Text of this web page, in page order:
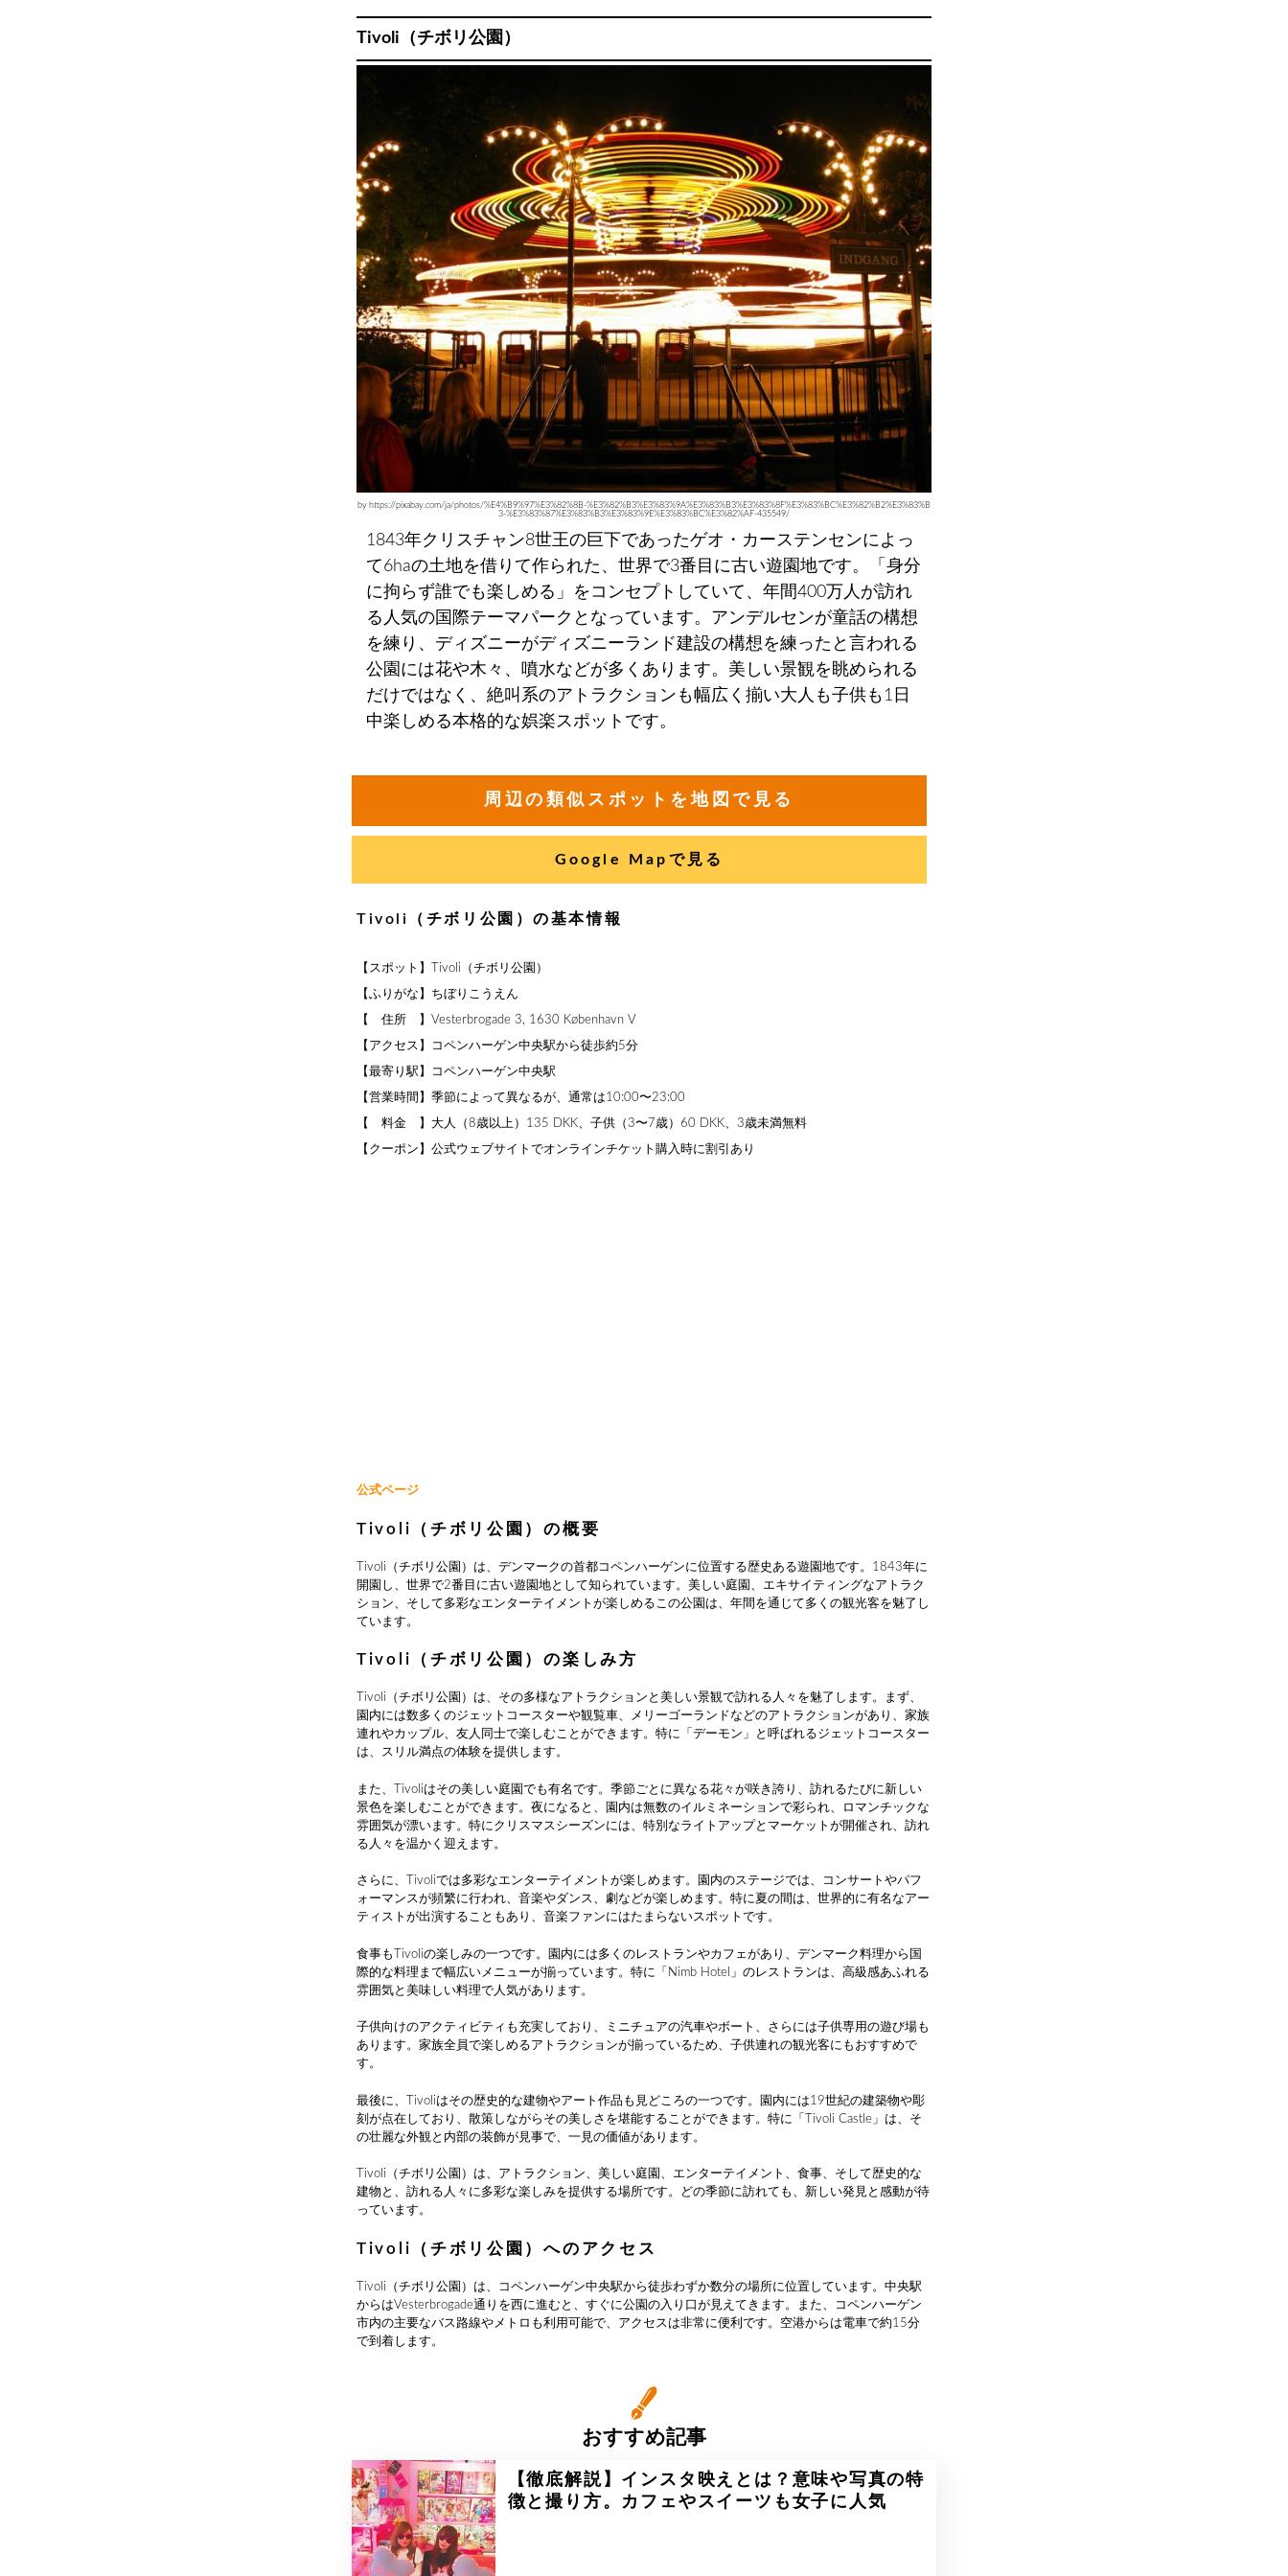
Tivoli（チボリ公園）
by https://pixabay.com/ja/photos/%E4%B9%97%E3%82%8B-%E3%82%B3%E3%83%9A%E3%83%B3%E3%83%8F%E3%83%BC%E3%82%B2%E3%83%B
3-%E3%83%87%E3%83%B3%E3%83%9E%E3%83%BC%E3%82%AF-435549/
1843年クリスチャン8世王の巨下であったゲオ・カーステンセンによっ
て6haの土地を借りて作られた、世界で3番目に古い遊園地です。「身分
に拘らず誰でも楽しめる」をコンセプトしていて、年間400万人が訪れ
る人気の国際テーマパークとなっています。アンデルセンが童話の構想
を練り、ディズニーがディズニーランド建設の構想を練ったと言われる
公園には花や木々、噴水などが多くあります。美しい景観を眺められる
だけではなく、絶叫系のアトラクションも幅広く揃い大人も子供も1日
中楽しめる本格的な娯楽スポットです。
周辺の類似スポットを地図で見る
Google Mapで見る
Tivoli（チボリ公園）の基本情報
【スポット】Tivoli（チボリ公園）
【ふりがな】ちぼりこうえん
【 住所 】Vesterbrogade 3, 1630 København V
【アクセス】コペンハーゲン中央駅から徒歩約5分
【最寄り駅】コペンハーゲン中央駅
【営業時間】季節によって異なるが、通常は10:00〜23:00
【 料金 】大人（8歳以上）135 DKK、子供（3〜7歳）60 DKK、3歳未満無料
【クーポン】公式ウェブサイトでオンラインチケット購入時に割引あり
公式ページ
Tivoli（チボリ公園）の概要
Tivoli（チボリ公園）は、デンマークの首都コペンハーゲンに位置する歴史ある遊園地です。1843年に
開園し、世界で2番目に古い遊園地として知られています。美しい庭園、エキサイティングなアトラク
ション、そして多彩なエンターテイメントが楽しめるこの公園は、年間を通じて多くの観光客を魅了し
ています。
Tivoli（チボリ公園）の楽しみ方
Tivoli（チボリ公園）は、その多様なアトラクションと美しい景観で訪れる人々を魅了します。まず、
園内には数多くのジェットコースターや観覧車、メリーゴーランドなどのアトラクションがあり、家族
連れやカップル、友人同士で楽しむことができます。特に「デーモン」と呼ばれるジェットコースター
は、スリル満点の体験を提供します。
また、Tivoliはその美しい庭園でも有名です。季節ごとに異なる花々が咲き誇り、訪れるたびに新しい
景色を楽しむことができます。夜になると、園内は無数のイルミネーションで彩られ、ロマンチックな
雰囲気が漂います。特にクリスマスシーズンには、特別なライトアップとマーケットが開催され、訪れ
る人々を温かく迎えます。
さらに、Tivoliでは多彩なエンターテイメントが楽しめます。園内のステージでは、コンサートやパフ
ォーマンスが頻繁に行われ、音楽やダンス、劇などが楽しめます。特に夏の間は、世界的に有名なアー
ティストが出演することもあり、音楽ファンにはたまらないスポットです。
食事もTivoliの楽しみの一つです。園内には多くのレストランやカフェがあり、デンマーク料理から国
際的な料理まで幅広いメニューが揃っています。特に「Nimb Hotel」のレストランは、高級感あふれる
雰囲気と美味しい料理で人気があります。
子供向けのアクティビティも充実しており、ミニチュアの汽車やボート、さらには子供専用の遊び場も
あります。家族全員で楽しめるアトラクションが揃っているため、子供連れの観光客にもおすすめで
す。
最後に、Tivoliはその歴史的な建物やアート作品も見どころの一つです。園内には19世紀の建築物や彫
刻が点在しており、散策しながらその美しさを堪能することができます。特に「Tivoli Castle」は、そ
の壮麗な外観と内部の装飾が見事で、一見の価値があります。
Tivoli（チボリ公園）は、アトラクション、美しい庭園、エンターテイメント、食事、そして歴史的な
建物と、訪れる人々に多彩な楽しみを提供する場所です。どの季節に訪れても、新しい発見と感動が待
っています。
Tivoli（チボリ公園）へのアクセス
Tivoli（チボリ公園）は、コペンハーゲン中央駅から徒歩わずか数分の場所に位置しています。中央駅
からはVesterbrogade通りを西に進むと、すぐに公園の入り口が見えてきます。また、コペンハーゲン
市内の主要なバス路線やメトロも利用可能で、アクセスは非常に便利です。空港からは電車で約15分
で到着します。
おすすめ記事
【徹底解説】インスタ映えとは？意味や写真の特
徴と撮り方。カフェやスイーツも女子に人気